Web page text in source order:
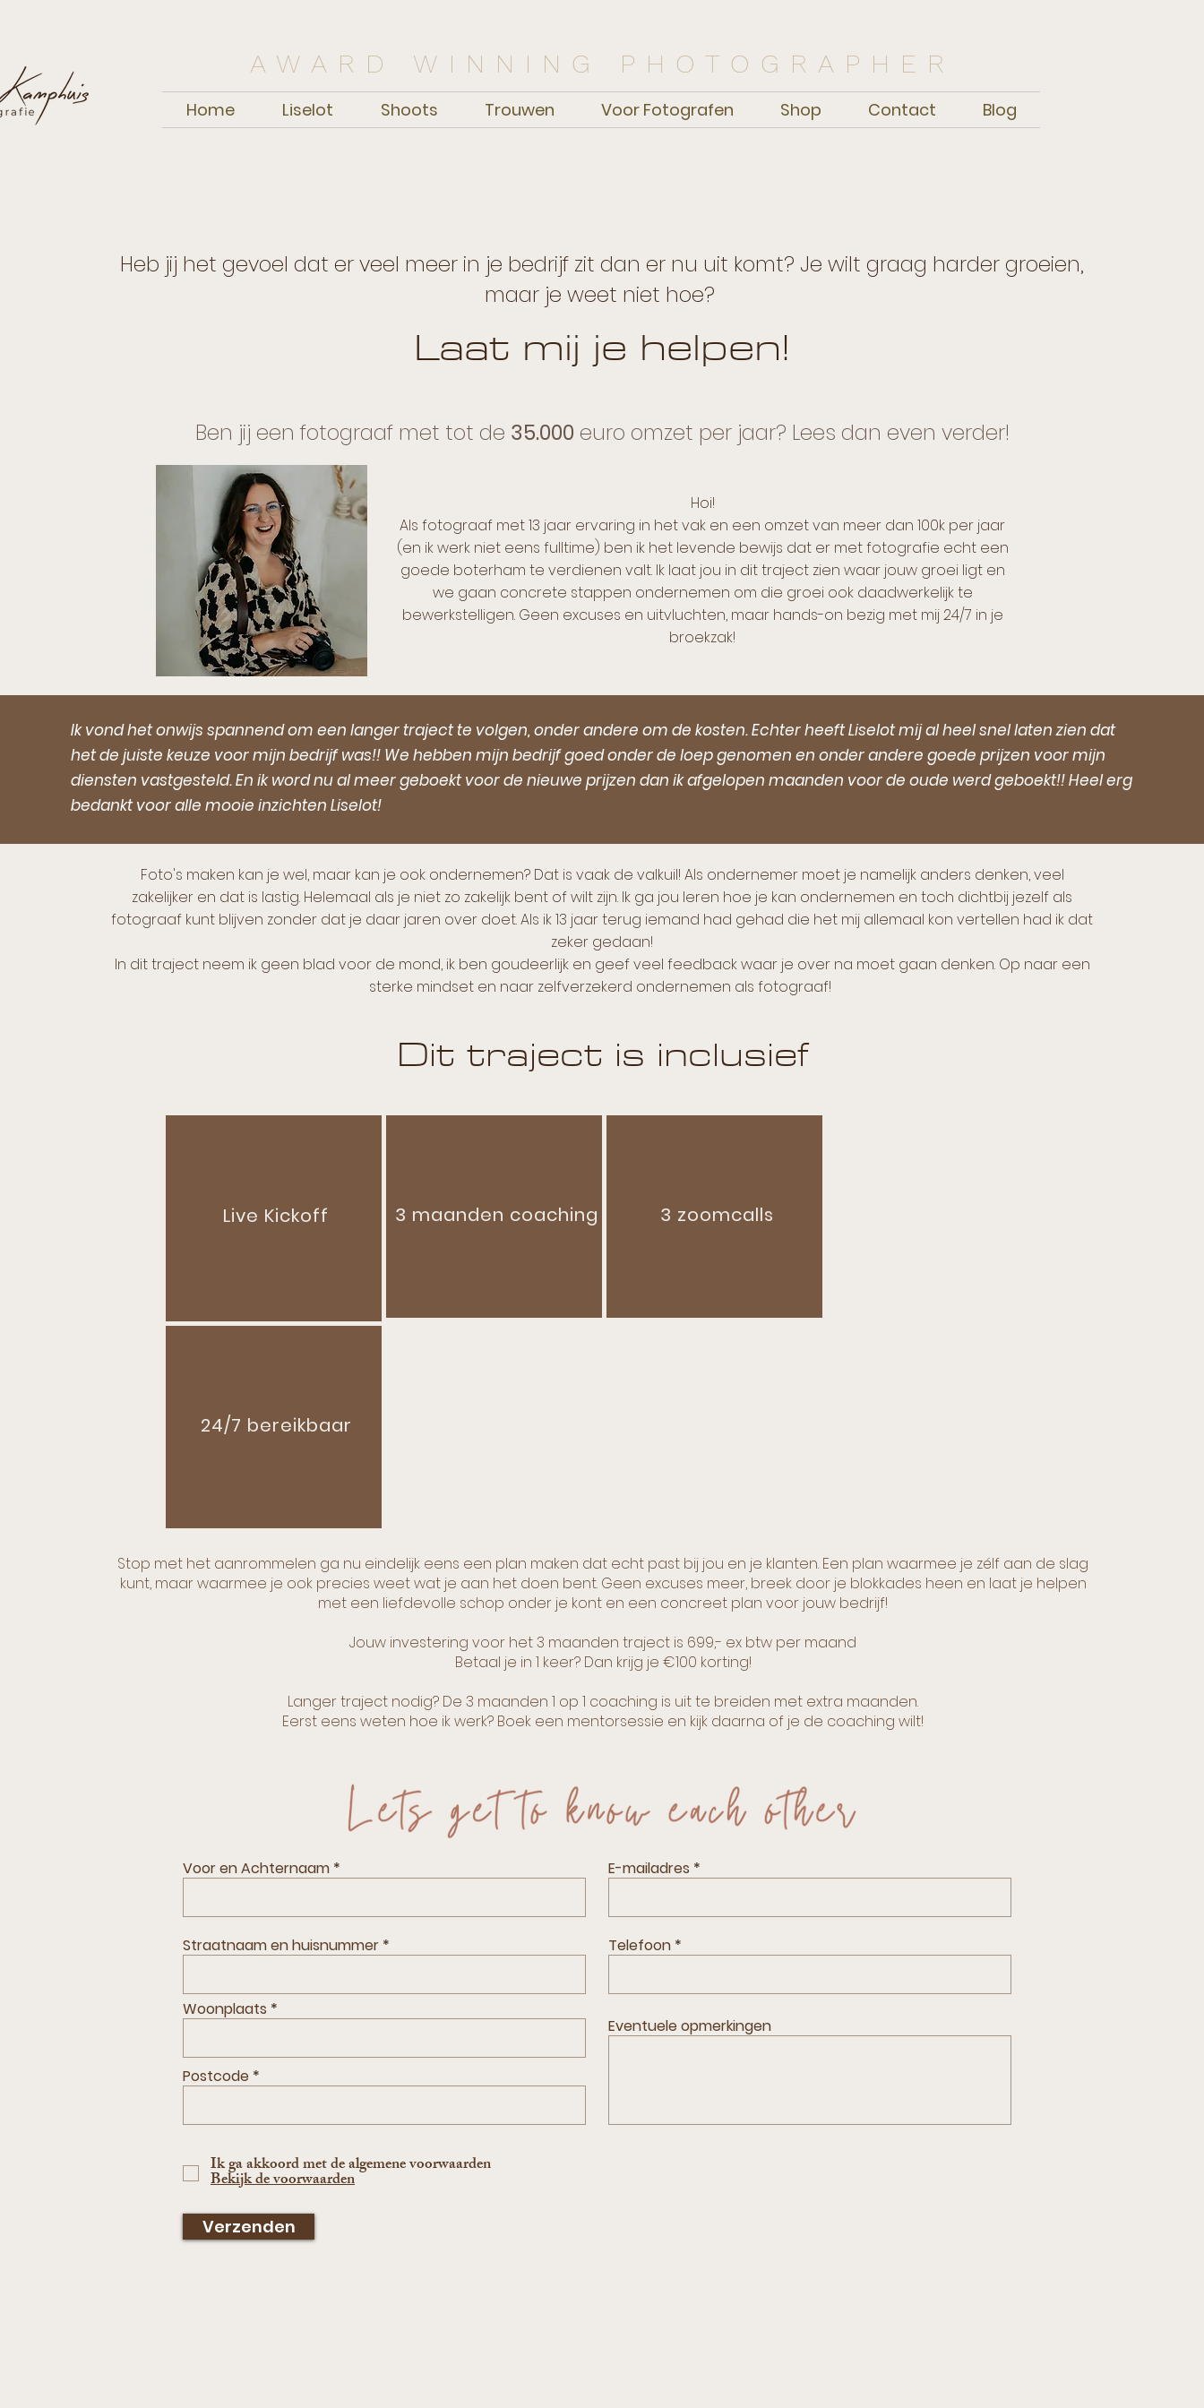
AWARD WINNING PHOTOGRAPHER
Home Liselot Shoots Trouwen Voor Fotografen Shop Contact Blog
Heb jij het gevoel dat er veel meer in je bedrijf zit dan er nu uit komt? Je wilt graag harder groeien,
maar je weet niet hoe?
Laat mij je helpen!
Ben jij een fotograaf met tot de 35.000 euro omzet per jaar? Lees dan even verder!
Hoi!
Als fotograaf met 13 jaar ervaring in het vak en een omzet van meer dan 100k per jaar
(en ik werk niet eens fulltime) ben ik het levende bewijs dat er met fotografie echt een
goede boterham te verdienen valt. Ik laat jou in dit traject zien waar jouw groei ligt en
we gaan concrete stappen ondernemen om die groei ook daadwerkelijk te
bewerkstelligen. Geen excuses en uitvluchten, maar hands-on bezig met mij 24/7 in je
broekzak!
Ik vond het onwijs spannend om een langer traject te volgen, onder andere om de kosten. Echter heeft Liselot mij al heel snel laten zien dat
het de juiste keuze voor mijn bedrijf was!! We hebben mijn bedrijf goed onder de loep genomen en onder andere goede prijzen voor mijn
diensten vastgesteld. En ik word nu al meer geboekt voor de nieuwe prijzen dan ik afgelopen maanden voor de oude werd geboekt!! Heel erg
bedankt voor alle mooie inzichten Liselot!
Foto's maken kan je wel, maar kan je ook ondernemen? Dat is vaak de valkuil! Als ondernemer moet je namelijk anders denken, veel
zakelijker en dat is lastig. Helemaal als je niet zo zakelijk bent of wilt zijn. Ik ga jou leren hoe je kan ondernemen en toch dichtbij jezelf als
fotograaf kunt blijven zonder dat je daar jaren over doet. Als ik 13 jaar terug iemand had gehad die het mij allemaal kon vertellen had ik dat
zeker gedaan!
In dit traject neem ik geen blad voor de mond, ik ben goudeerlijk en geef veel feedback waar je over na moet gaan denken. Op naar een
sterke mindset en naar zelfverzekerd ondernemen als fotograaf!
Dit traject is inclusief
Live Kickoff 3 maanden coaching 3 zoomcalls
24/7 bereikbaar
Stop met het aanrommelen ga nu eindelijk eens een plan maken dat echt past bij jou en je klanten. Een plan waarmee je zélf aan de slag
kunt, maar waarmee je ook precies weet wat je aan het doen bent. Geen excuses meer, breek door je blokkades heen en laat je helpen
met een liefdevolle schop onder je kont en een concreet plan voor jouw bedrijf!
Jouw investering voor het 3 maanden traject is 699,- ex btw per maand
Betaal je in 1 keer? Dan krijg je €100 korting!
Langer traject nodig? De 3 maanden 1 op 1 coaching is uit te breiden met extra maanden.
Eerst eens weten hoe ik werk? Boek een mentorsessie en kijk daarna of je de coaching wilt!
Voor en Achternaam E-mailadres
Straatnaam en huisnummer
Woonplaats
Postcode
Telefoon
Eventuele opmerkingen
Ik ga akkoord met de algemene voorwaarden
Bekijk de voorwaarden
Verzenden